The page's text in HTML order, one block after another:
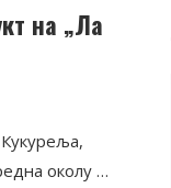
на „Ла
околу …